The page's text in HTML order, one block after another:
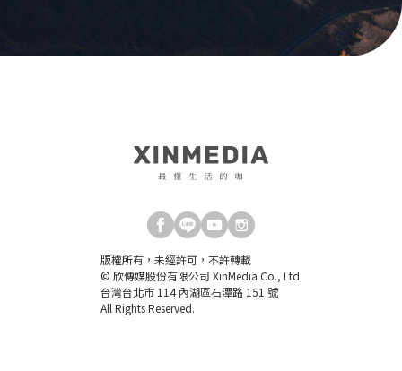
版權所有，未經許可，不許轉載
© 欣傳媒股份有限公司 XinMedia Co., Ltd.
台灣台北市 114 內湖區石潭路 151 號
All Rights Reserved.